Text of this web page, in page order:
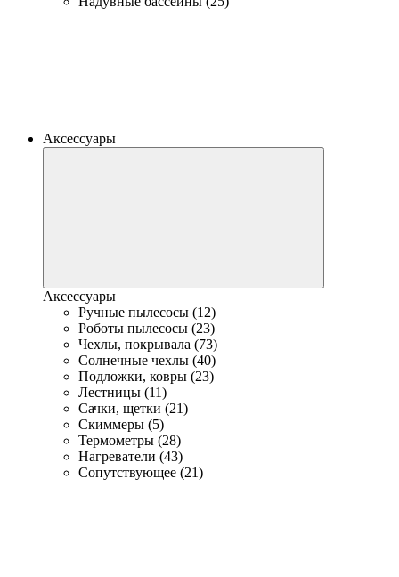
Аксессуары
Аксессуары
Ручные пылесосы (12)
Роботы пылесосы (23)
Чехлы, покрывала (73)
Солнечные чехлы (40)
Подложки, ковры (23)
Лестницы (11)
Сачки, щетки (21)
Скиммеры (5)
Термометры (28)
Нагреватели (43)
Сопутствующее (21)